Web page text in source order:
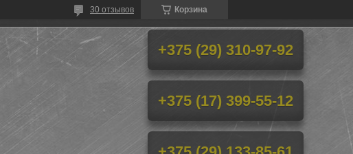
Корзина
30 отзывов
+375 (29) 310-97-92
+375 (17) 399-55-12